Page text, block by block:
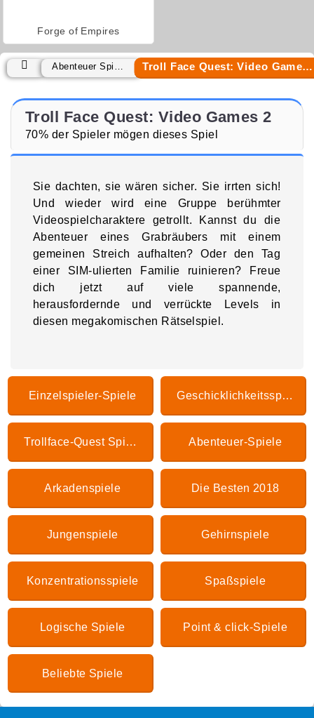
Forge of Empires
Troll Face Quest: Video Games 2
Troll Face Quest: Video Games 2
70% der Spieler mögen dieses Spiel
Sie dachten, sie wären sicher. Sie irrten sich!
Und wieder wird eine Gruppe berühmter
Videospielcharaktere getrollt. Kannst du die
Abenteuer eines Grabräubers mit einem
gemeinen Streich aufhalten? Oder den Tag
einer SIM-ulierten Familie ruinieren? Freue
dich jetzt auf viele spannende,
herausfordernde und verrückte Levels in
diesen megakomischen Rätselspiel.
Einzelspieler-Spiele Geschicklichkeitsspiele
Trollface-Quest Spiele Abenteuer-Spiele
Arkadenspiele Die Besten 2018
Jungenspiele Gehirnspiele
Konzentrationsspiele Spaßspiele
Logische Spiele Point & click-Spiele
Beliebte Spiele